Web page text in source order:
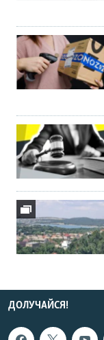
ДОЛУЧАЙСЯ!